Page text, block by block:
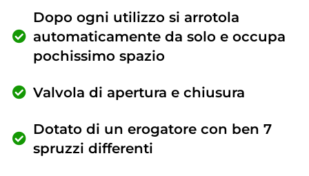
Dopo ogni utilizzo si arrotola
automaticamente da solo e occupa
pochissimo spazio
Valvola di apertura e chiusura
Dotato di un erogatore con ben 7
spruzzi differenti